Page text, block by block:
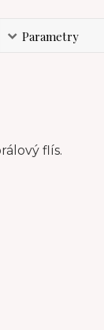
Parametry
flís.